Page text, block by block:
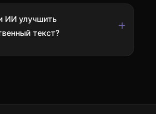
ИИ улучшить
текст?